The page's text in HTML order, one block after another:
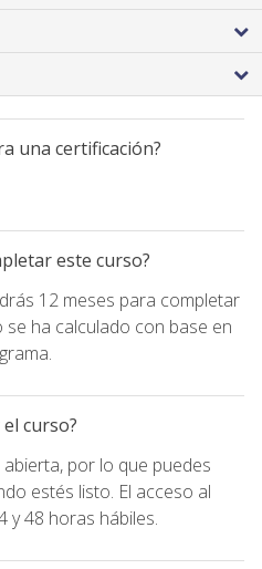
una certificación?
este curso?
12 meses para completar
se ha calculado con base en
curso?
por lo que puedes
estés listo. El acceso al
y 48 horas hábiles.